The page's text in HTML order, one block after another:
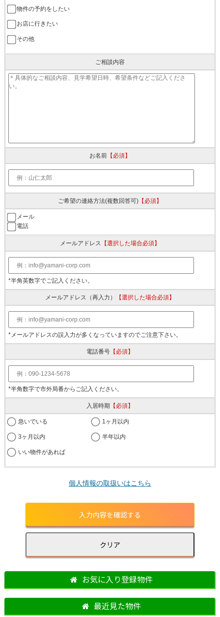
物件の予約をしたい
お店に行きたい
その他
ご相談内容
お名前【必須】
ご希望の連絡方法(複数回答可)【必須】
メール
電話
メールアドレス 【選択した場合必須】
*半角英数字でご記入ください。
メールアドレス （再入力） 【選択した場合必須】
*メールアドレスの誤入力が多くなっていますのでご注意下さい。
電話番号【必須】
*半角数字で市外局番からご記入ください。
入居時期 【必須】
急いでいる 1ヶ月以内
3ヶ月以内 半年以内
いい物件があれば
個人情報の取扱いはこちら
お気に入り登録物件
最近見た物件